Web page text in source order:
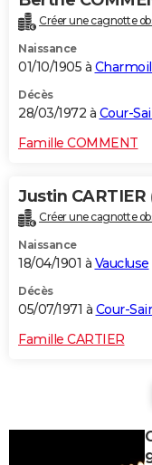
Créer une cagnotte
Naissance
01/10/1905 à
Décès
28/03/1972 à Cour-
Famille COMMENT
Justin CARTIER
Créer une cagnotte
Naissance
18/04/1901 à Vaucluse
Décès
05/07/1971 à Cour-
Famille CARTIER